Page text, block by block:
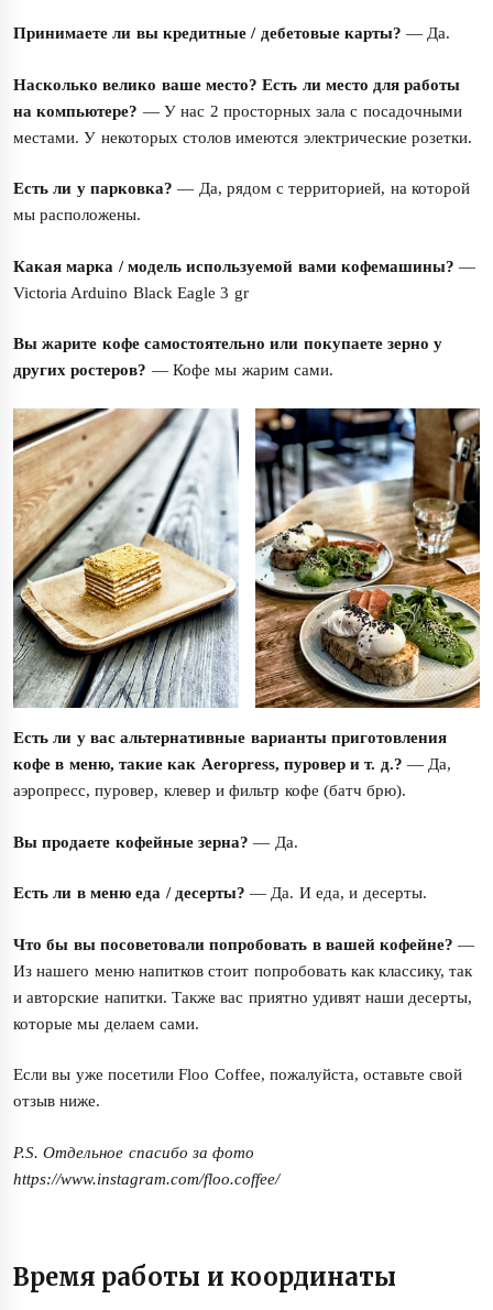
Принимаете ли вы кредитные / дебетовые карты? — Да.
Насколько велико ваше место? Есть ли место для работы
на компьютере? — У нас 2 просторных зала с посадочными
местами. У некоторых столов имеются электрические розетки.
Есть ли у парковка? — Да, рядом с территорией, на которой
мы расположены.
Какая марка / модель используемой вами кофемашины? —
Victoria Arduino Black Eagle 3 gr
Вы жарите кофе самостоятельно или покупаете зерно у
других ростеров? — Кофе мы жарим сами.
Есть ли у вас альтернативные варианты приготовления
кофе в меню, такие как Aeropress, пуровер и т. д.? — Да,
аэропресс, пуровер, клевер и фильтр кофе (батч брю).
Вы продаете кофейные зерна? — Да.
Есть ли в меню еда / десерты? — Да. И еда, и десерты.
Что бы вы посоветовали попробовать в вашей кофейне? —
Из нашего меню напитков стоит попробовать как классику, так
и авторские напитки. Также вас приятно удивят наши десерты,
которые мы делаем сами.
Если вы уже посетили Floo Coffee, пожалуйста, оставьте свой
отзыв ниже.
P.S. Отдельное спасибо за фото
https://www.instagram.com/floo.coffee/
Время работы и координаты